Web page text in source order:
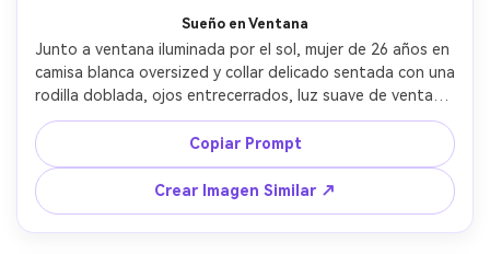
Sueño en Ventana
Junto a ventana iluminada por el sol, mujer de 26 años en
camisa blanca oversized y collar delicado sentada con una
rodilla doblada, ojos entrecerrados, luz suave de ventana
y rebote gentil, 85mm f/1.8, close-ups de luz natural,
ambiente seductor tierno, poros realistas y sombras
suaves, acabado editorial, enfoque nítido, alta resolución
--ar 4:5
Copiar Prompt
Crear Imagen Similar ↗